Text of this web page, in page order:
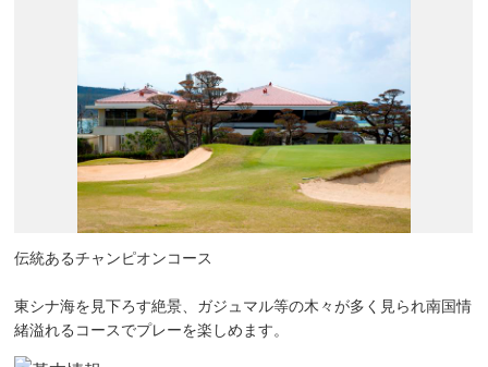
伝統あるチャンピオンコース
東シナ海を見下ろす絶景、ガジュマル等の木々が多く見られ南国情
緒溢れるコースでプレーを楽しめます。